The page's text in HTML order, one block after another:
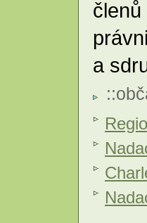
a
::